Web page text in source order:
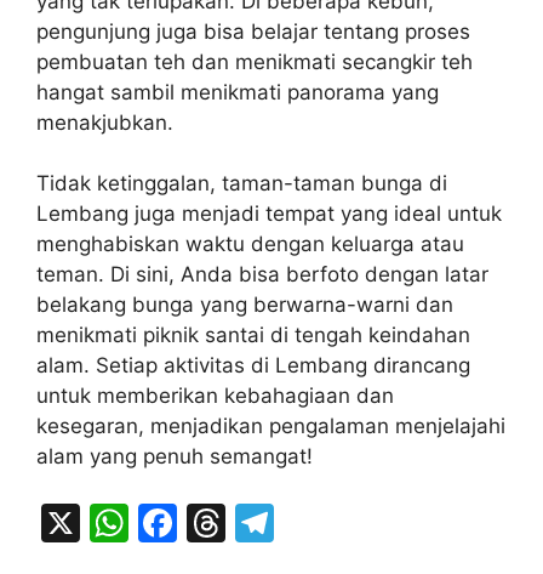
pengunjung juga bisa belajar tentang proses
pembuatan teh dan menikmati secangkir teh
hangat sambil menikmati panorama yang
menakjubkan.
Tidak ketinggalan, taman-taman bunga di
Lembang juga menjadi tempat yang ideal untuk
menghabiskan waktu dengan keluarga atau
teman. Di sini, Anda bisa berfoto dengan latar
belakang bunga yang berwarna-warni dan
menikmati piknik santai di tengah keindahan
alam. Setiap aktivitas di Lembang dirancang
untuk memberikan kebahagiaan dan
kesegaran, menjadikan pengalaman menjelajahi
alam yang penuh semangat!
X
W F
T